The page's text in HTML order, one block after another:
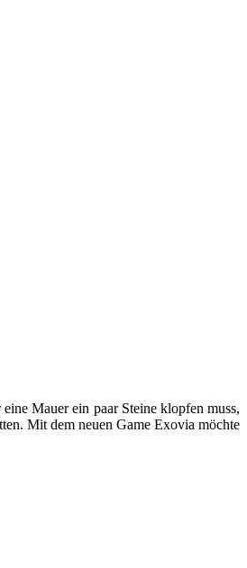
Mauer ein paar Steine klopfen muss,
Mit dem neuen Game Exovia möchte